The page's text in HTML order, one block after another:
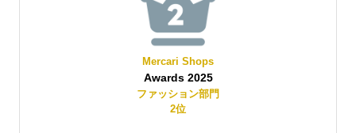
Mercari Shops
Awards 2025
ファッション部門
2位